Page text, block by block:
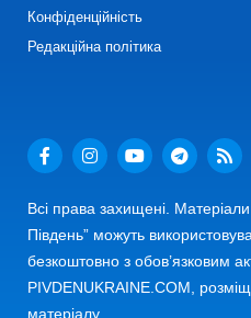
Конфіденційність
Редакційна політика
Всі права захищені. Матеріали
Південь” можуть
безкоштовно з обов’язковим
PIVDENUKRAINE.COM,
матеріалу.